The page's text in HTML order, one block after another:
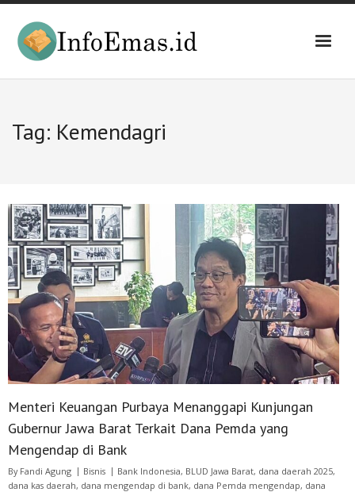
Skip
content
Tag: Kemendagri
Menteri Keuangan Purbaya Menanggapi Kunjungan
Gubernur Jawa Barat Terkait Dana Pemda yang
Mengendap di Bank
By Fandi Agung Bisnis Bank Indonesia, BLUD Jawa Barat, dana daerah 2025,
dana kas daerah, dana mengendap di bank, dana Pemda mengendap, dana